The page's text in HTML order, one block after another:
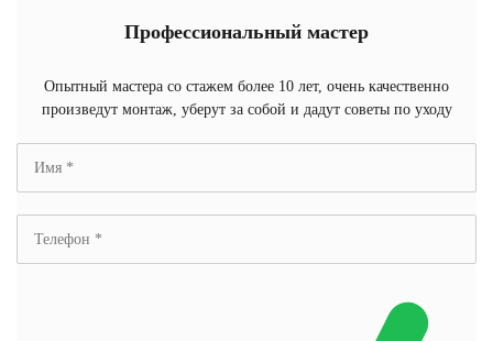
Профессиональный мастер
Опытный мастера со стажем более 10 лет, очень качественно
произведут монтаж, уберут за собой и дадут советы по уходу